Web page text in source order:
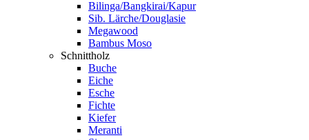
Bilinga/Bangkirai/Kapur
Sib. Lärche/Douglasie
Megawood
Bambus Moso
Schnittholz
Buche
Eiche
Esche
Fichte
Kiefer
Meranti